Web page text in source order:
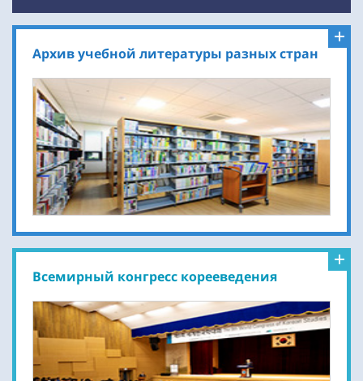
Архив учебной литературы разных стран
Всемирный конгресс корееведения